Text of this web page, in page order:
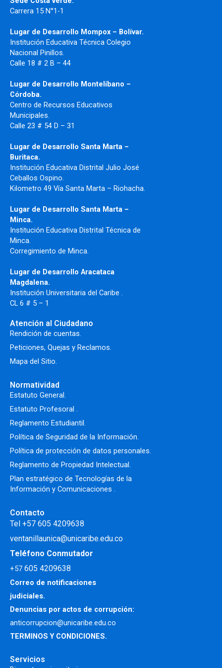
Carrera 15 N°1-1
Lugar de Desarrollo Mompox – Bolívar.
Institución Educativa Técnica Colegio
Nacional Pinillos.
Calle 18 # 2 B – 44
Lugar de Desarrollo Montelíbano –
Córdoba.
Centro de Recursos Educativos
Municipales.
Calle 23 # 54 D – 31
Lugar de Desarrollo Santa Marta –
Buritaca.
Institución Educativa Distrital Julio José
Ceballos Ospino.
Kilometro 49 Vía Santa Marta – Riohacha.
Lugar de Desarrollo Santa Marta –
Minca.
Institución Educativa Distrital Técnica de
Minca.
Corregimiento de Minca.
Lugar de Desarrollo Aracataca
Magdalena.
Institución Universitaria del Caribe .
CL 6 # 5 – 1
Atención al Ciudadano
Rendición de cuentas.
Peticiones, Quejas y Reclamos.
Mapa del Sitio.
Normatividad
Estatuto General.
Estatuto Profesoral .
Reglamento Estudiantil.
Política de Seguridad de la Información.
Política de protección de datos personales.
Reglamento de Propiedad Intelectual.
Plan estratégico de Tecnologías de la
Información y Comunicaciones .
Contacto
Tel +57 605 4209638
ventanillaunica@unicaribe.edu.co
Teléfono Conmutador
+57 605 4209638
Correo de notificaciones
judiciales.
Denuncias por actos de corrupción:
anticorrupcion@unicaribe.edu.co
TERMINOS Y CONDICIONES.
Servicios